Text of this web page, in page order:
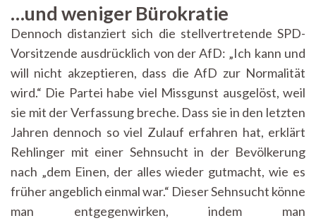
…und weniger Bürokratie
Dennoch distanziert sich die stellvertretende SPD-
Vorsitzende ausdrücklich von der AfD: „Ich kann und
will nicht akzeptieren, dass die AfD zur Normalität
wird.“ Die Partei habe viel Missgunst ausgelöst, weil
sie mit der Verfassung breche. Dass sie in den letzten
Jahren dennoch so viel Zulauf erfahren hat, erklärt
Rehlinger mit einer Sehnsucht in der Bevölkerung
nach „dem Einen, der alles wieder gutmacht, wie es
früher angeblich einmal war.“ Dieser Sehnsucht könne
man entgegenwirken, indem man